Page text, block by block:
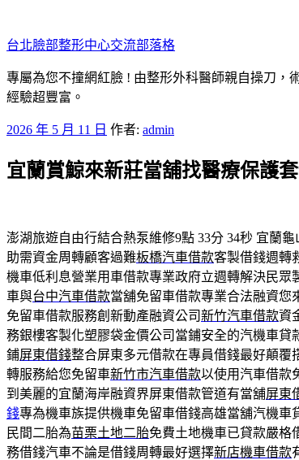
至
主
要
內
台北臉部整形中心交流部落格
專屬為您不撞網紅臉 ! 由整形外科醫師親自操刀，
經驗超豐富。
發
於
2026 年 5 月 11 日 作者: admin
宜蘭賞鯨來新莊當舖找醫療保護
澎湖旅遊自由行結合熱泵維修9點 33分 34秒 宜蘭龜
助需資金周轉顧客過難板橋汽車借款客製借錢週轉
機車低利息營業用車借款專業政府立週轉解決民眾
車與台中汽車借款當舖免留車借款專業合法融資您
免留車借款服務創新動產融資公司新竹汽車借款資
務銀樓客製化塑膠袋金價公司當鋪安全的汽機車貸
鋪屏東借錢整合屏東多元借款在專員借錢最好顛覆
轉服務給您免留車新竹市汽車借款以使用汽車借款
到美麗的宜蘭海岸融資界屏東借款管道有當舖屏東
錢專為機車族提供機車免留車借錢高雄當舖汽機車
民間二胎為苗栗土地二胎免費土地機車已貸款嚴格
務借錢汽車不論是借錢周轉最好選擇新店機車借款